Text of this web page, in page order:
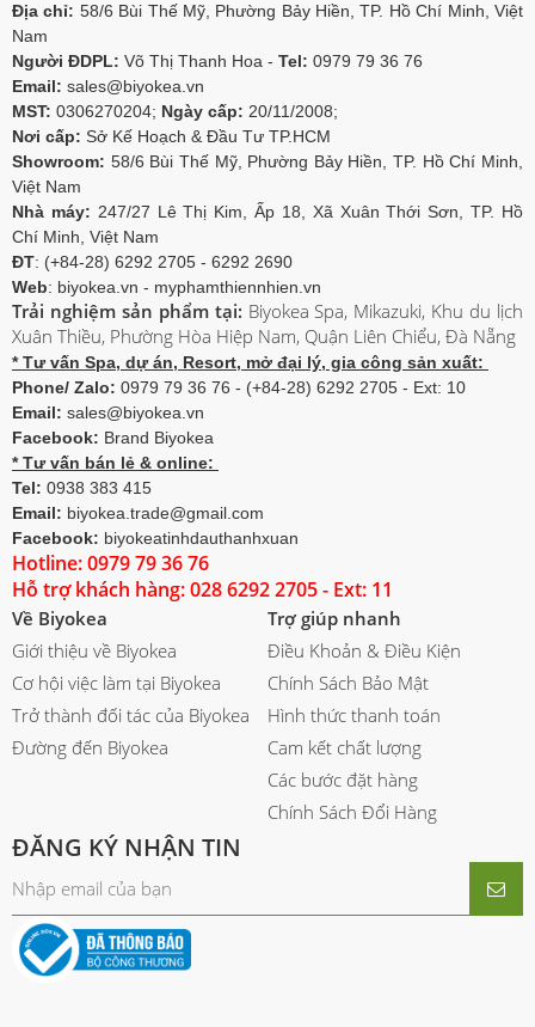
Địa chỉ: 58/6 Bùi Thế Mỹ, Phường Bảy Hiền, TP. Hồ Chí Minh, Việt
Nam
Người ĐDPL: Võ Thị Thanh Hoa - Tel: 0979 79 36 76
Email: sales@biyokea.vn
MST: 0306270204; Ngày cấp: 20/11/2008;
Nơi cấp: Sở Kế Hoạch & Đầu Tư TP.HCM
Showroom: 58/6 Bùi Thế Mỹ, Phường Bảy Hiền, TP. Hồ Chí Minh,
Việt Nam
Nhà máy: 247/27 Lê Thị Kim, Ấp 18, Xã Xuân Thới Sơn, TP. Hồ
Chí Minh, Việt Nam
ĐT: (+84-28) 6292 2705 - 6292 2690
Web: biyokea.vn - myphamthiennhien.vn
Trải nghiệm sản phẩm tại: Biyokea Spa, Mikazuki, Khu du lịch
Xuân Thiều, Phường Hòa Hiệp Nam, Quận Liên Chiểu, Đà Nẵng
* Tư vấn Spa, dự án, Resort, mở đại lý, gia công sản xuất:
Phone/ Zalo: 0979 79 36 76 - (+84-28) 6292 2705 - Ext: 10
Email: sales@biyokea.vn
Facebook: Brand Biyokea
* Tư vấn bán lẻ & online:
Tel: 0938 383 415
Email: biyokea.trade@gmail.com
Facebook: biyokeatinhdauthanhxuan
Hotline: 0979 79 36 76
Hỗ trợ khách hàng: 028 6292 2705 - Ext: 11
Về Biyokea
Giới thiệu về Biyokea
Cơ hội việc làm tại Biyokea
Trở thành đối tác của Biyokea
Đường đến Biyokea
Trợ giúp nhanh
Điều Khoản & Điều Kiện
Chính Sách Bảo Mật
Hình thức thanh toán
Cam kết chất lượng
Các bước đặt hàng
Chính Sách Đổi Hàng
ĐĂNG KÝ NHẬN TIN